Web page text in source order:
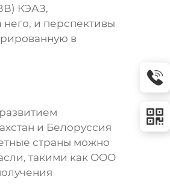
) КЭАЗ,
и перспективы
в
и Белоруссия
страны можно
такими как ООО